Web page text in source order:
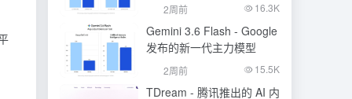
2周前 16.3K
Gemini 3.6 Flash - Google
发布的新一代主力模型
2周前 15.5K
TDream - 腾讯推出的 AI 内